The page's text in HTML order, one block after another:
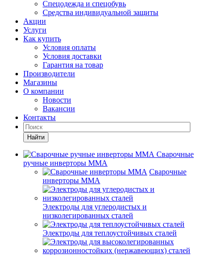
Спецодежда и спецобувь
Средства индивидуальной защиты
Акции
Услуги
Как купить
Условия оплаты
Условия доставки
Гарантия на товар
Производители
Магазины
О компании
Новости
Вакансии
Контакты
Найти
Сварочные
ручные инверторы MMA
Сварочные
инверторы MMA
Электроды для углеродистых и
низколегированных сталей
Электроды для теплоустойчивых сталей